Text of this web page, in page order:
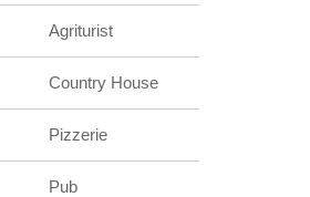
Agriturist
Country House
Pizzerie
Pub